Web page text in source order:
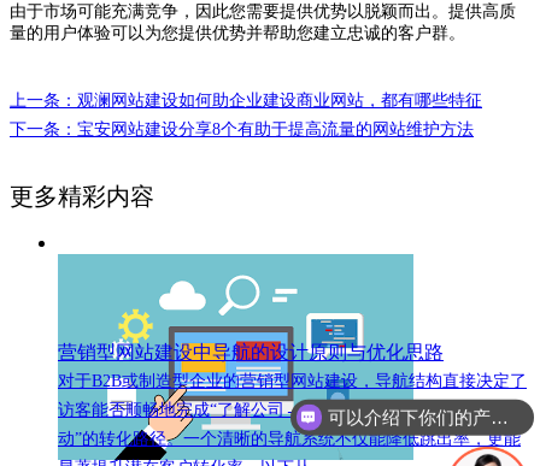
由于市场可能充满竞争，因此您需要提供优势以脱颖而出。提供高质
量的用户体验可以为您提供优势并帮助您建立忠诚的客户群。
上一条：观澜网站建设如何助企业建设商业网站，都有哪些特征
下一条：宝安网站建设分享8个有助于提高流量的网站维护方法
更多精彩内容
营销型网站建设中导航的设计原则与优化思路
对于B2B或制造型企业的营销型网站建设，导航结构直接决定了
访客能否顺畅地完成“了解公司→评估方案→建立信任→采取行
动”的转化路径。一个清晰的导航系统不仅能降低跳出率，更能
可以介绍下你们的产品么